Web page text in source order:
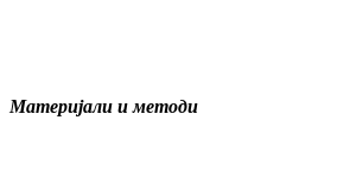
Материјали и методи